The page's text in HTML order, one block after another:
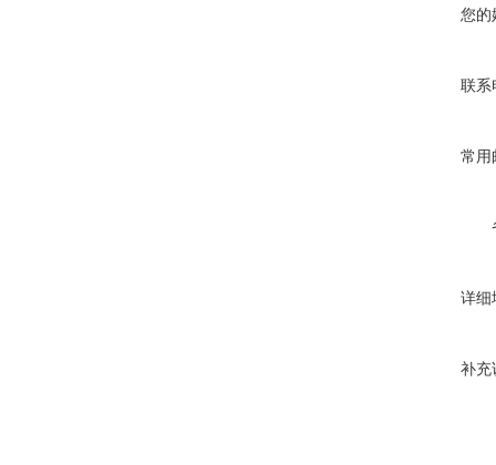
您的
联系
常用
详细
补充